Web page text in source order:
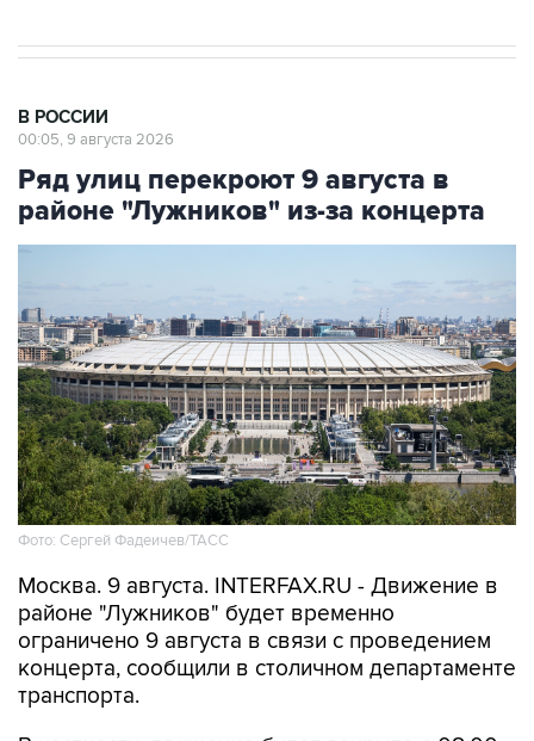
Ряд улиц перекроют 9 августа в
районе "Лужников" из-за концерта
Фото: Сергей Фадеичев/ТАСС
Москва. 9 августа. INTERFAX.RU - Движение в
ограничено 9 августа в связи с проведением
концерта, сообщили в столичном департаменте
транспорта.
В частности, движение будет закрыто с 08:00